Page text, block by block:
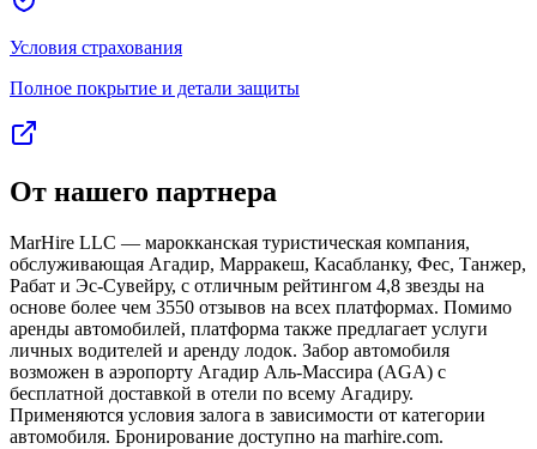
Условия страхования
Полное покрытие и детали защиты
От нашего партнера
MarHire LLC — марокканская туристическая компания,
обслуживающая Агадир, Марракеш, Касабланку, Фес, Танжер,
Рабат и Эс-Сувейру, с отличным рейтингом 4,8 звезды на
основе более чем 3550 отзывов на всех платформах. Помимо
аренды автомобилей, платформа также предлагает услуги
личных водителей и аренду лодок. Забор автомобиля
возможен в аэропорту Агадир Аль-Массира (AGA) с
бесплатной доставкой в отели по всему Агадиру.
Применяются условия залога в зависимости от категории
автомобиля. Бронирование доступно на marhire.com.